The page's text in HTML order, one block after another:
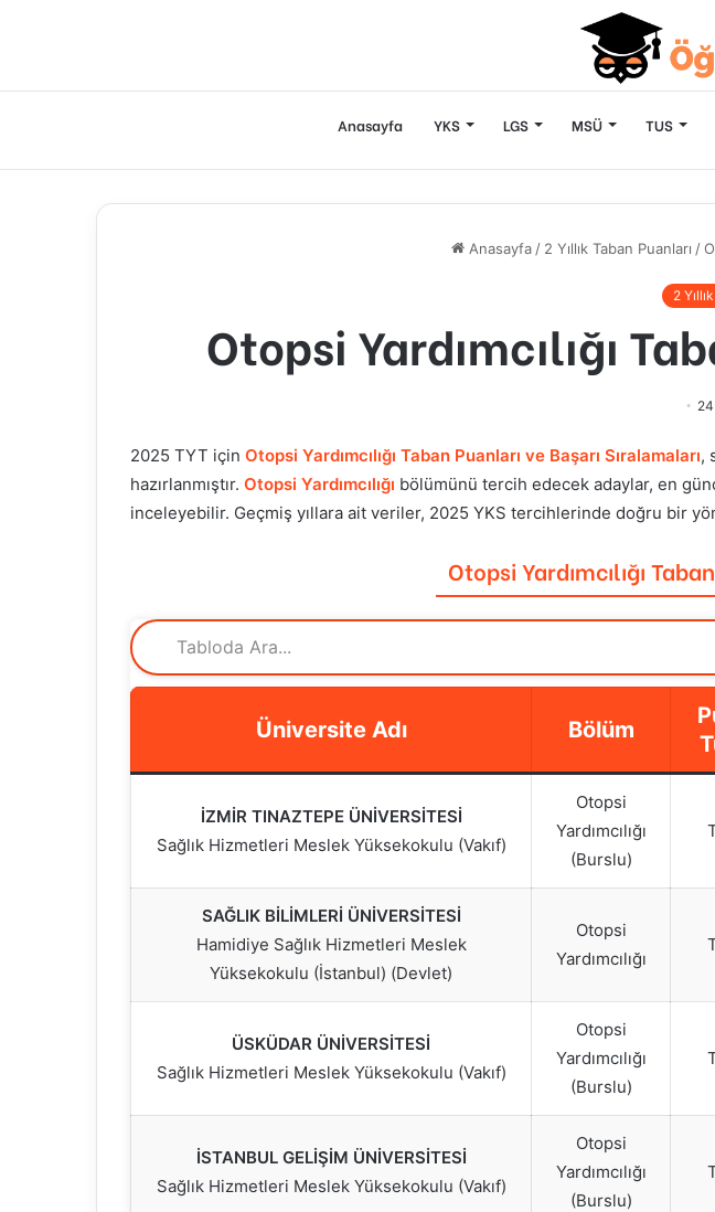
Anasayfa YKS LGS MSÜ TUS
Anasayfa / 2 Yıllık Taban Puanları /
2
Otopsi Yardımcılığı
2025 TYT için Otopsi Yardımcılığı Taban Puanları ve Başarı Sıralamaları,
hazırlanmıştır. Otopsi Yardımcılığı bölümünü tercih edecek adaylar, en
inceleyebilir. Geçmiş yıllara ait veriler, 2025 YKS tercihlerinde doğru bir
Otopsi Yardımcılığı
Üniversite Adı Bölüm
İZMİR TINAZTEPE ÜNİVERSİTESİ
Sağlık Hizmetleri Meslek Yüksekokulu (Vakıf)
Otopsi
Yardımcılığı
(Burslu)
SAĞLIK BİLİMLERİ ÜNİVERSİTESİ
Hamidiye Sağlık Hizmetleri Meslek
Yüksekokulu (İstanbul) (Devlet)
Otopsi
Yardımcılığı
ÜSKÜDAR ÜNİVERSİTESİ
Sağlık Hizmetleri Meslek Yüksekokulu (Vakıf)
Otopsi
Yardımcılığı
(Burslu)
İSTANBUL GELİŞİM ÜNİVERSİTESİ
Sağlık Hizmetleri Meslek Yüksekokulu (Vakıf)
Otopsi
Yardımcılığı
(Burslu)